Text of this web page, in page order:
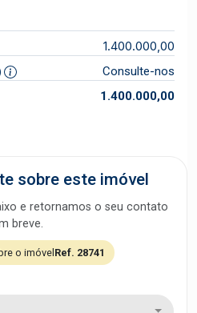
1.400.000,00
Consulte-nos
1.400.000,00
sobre este imóvel
e retornamos o seu contato
breve.
o imóvel Ref. 28741